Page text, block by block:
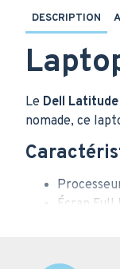
DESCRIPTION
Le Dell Latitude
nomade, ce
Écran Full